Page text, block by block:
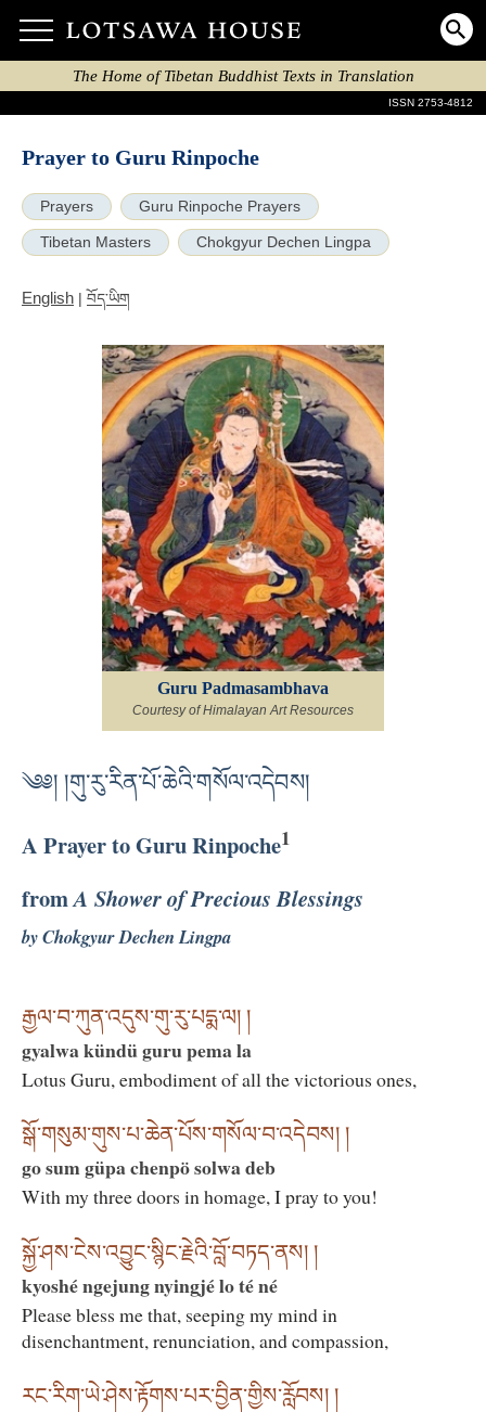
The Home of Tibetan Buddhist Texts in Translation
ISSN 2753-4812
Prayer to Guru Rinpoche
Prayers Guru Rinpoche Prayers
Tibetan Masters Chokgyur Dechen Lingpa
English | བོད་ཡིག
Guru Padmasambhava
Courtesy of Himalayan Art Resources
༄༅། །གུ་རུ་རིན་པོ་ཆེའི་གསོལ་འདེབས།
A Prayer to Guru Rinpoche1
fromA Shower of Precious Blessings
by Chokgyur Dechen Lingpa
རྒྱལ་བ་ཀུན་འདུས་གུ་རུ་པདྨ་ལ། །
gyalwa kündü guru pema la
Lotus Guru, embodiment of all the victorious ones,
སྒོ་གསུམ་གུས་པ་ཆེན་པོས་གསོལ་བ་འདེབས། །
go sum güpa chenpö solwa deb
With my three doors in homage, I pray to you!
སྐྱོ་ཤས་ངེས་འབྱུང་སྙིང་རྗེའི་བློ་བཏད་ནས། །
kyoshé ngejung nyingjé lo té né
Please bless me that, seeping my mind in
disenchantment, renunciation, and compassion,
རང་རིག་ཡེ་ཤེས་རྟོགས་པར་བྱིན་གྱིས་རློབས། །